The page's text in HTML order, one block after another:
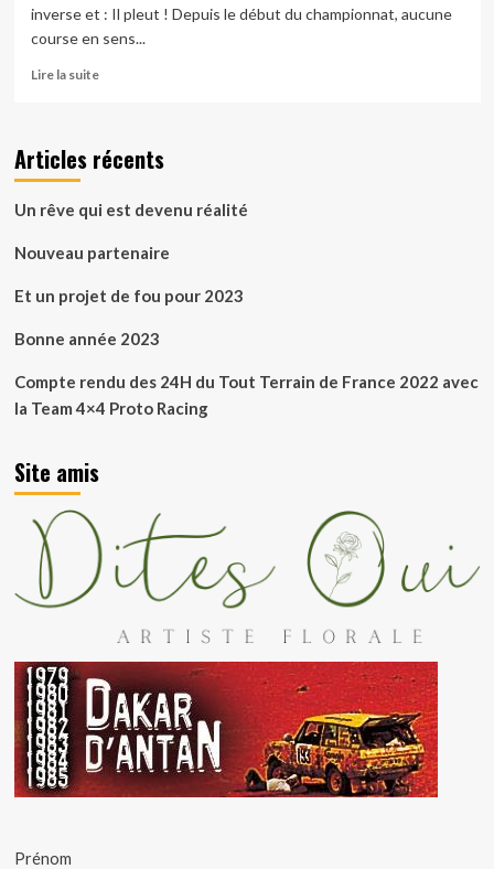
inverse et : Il pleut ! Depuis le début du championnat, aucune
course en sens...
Lire la suiteEn
Kartland:
2h30
du
septembre
Articles récents
Un rêve qui est devenu réalité
Nouveau partenaire
Et un projet de fou pour 2023
Bonne année 2023
Compte rendu des 24H du Tout Terrain de France 2022 avec
la Team 4×4 Proto Racing
Site amis
Prénom